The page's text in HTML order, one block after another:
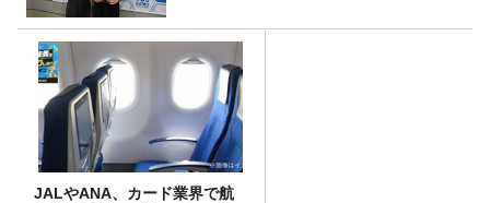
JALやANA、カード業界で航